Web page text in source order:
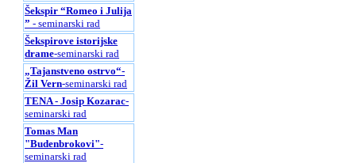
Šekspir “Romeo i Julijа
” - seminarski rad
Šekspirove istorijske
drame-seminarski rad
„Tajanstveno ostrvo“-
Žil Vern-seminarski rad
TENA - Josip Kozarac-
seminarski rad
Tomas Man
"Budenbrokovi"-
seminarski rad